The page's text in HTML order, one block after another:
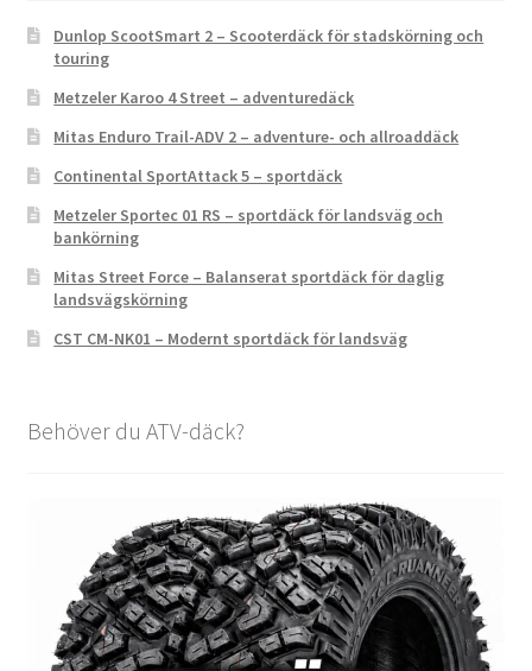
Dunlop ScootSmart 2 – Scooterdäck för stadskörning och
touring
Metzeler Karoo 4 Street – adventuredäck
Mitas Enduro Trail-ADV 2 – adventure- och allroaddäck
Continental SportAttack 5 – sportdäck
Metzeler Sportec 01 RS – sportdäck för landsväg och
bankörning
Mitas Street Force – Balanserat sportdäck för daglig
landsvägskörning
CST CM-NK01 – Modernt sportdäck för landsväg
Behöver du ATV-däck?